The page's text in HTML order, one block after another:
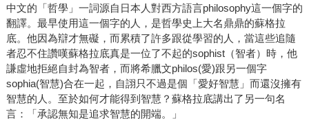
中文的「哲學」一詞源自日本人對西方語言philosophy這一個字的
翻譯。最早使用這一個字的人，是哲學史上大名鼎鼎的蘇格拉
底。他因為辯才無礙，而累積了許多跟從學習的人，當這些追隨
者忍不住讚嘆蘇格拉底真是一位了不起的sophist（智者）時，他
謙虛地拒絕自封為智者，而將希臘文philos(愛)跟另一個字
sophia(智慧)合在一起，自詡只不過是個「愛好智慧」而還沒擁有
智慧的人。至於如何才能得到智慧？蘇格拉底講出了另一句名
言：「承認無知是追求智慧的開端。」